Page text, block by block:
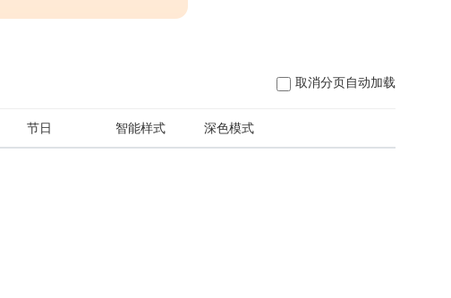
取消分页自动加载
节日 智能样式 深色模式